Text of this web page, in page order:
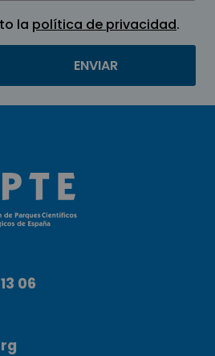
la política de privacidad.
06